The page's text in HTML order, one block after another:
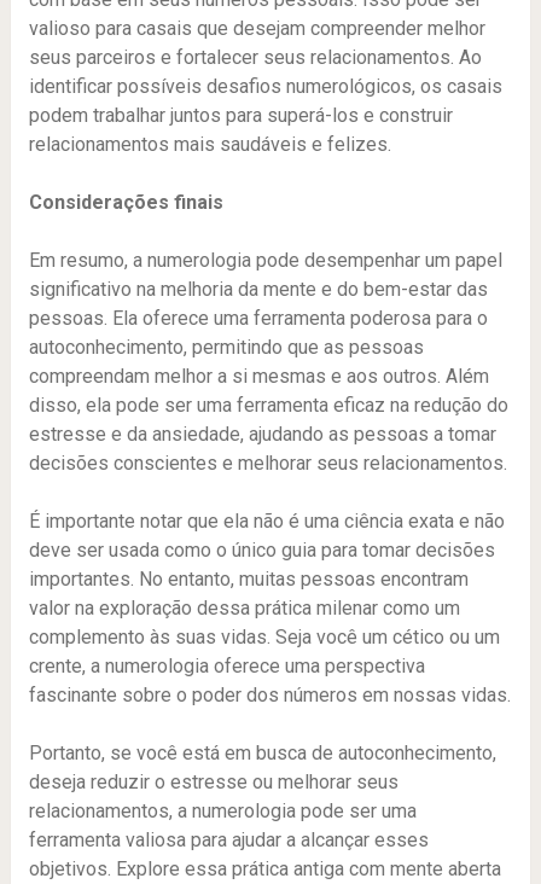
valioso para casais que desejam compreender melhor
seus parceiros e fortalecer seus relacionamentos. Ao
identificar possíveis desafios numerológicos, os casais
podem trabalhar juntos para superá-los e construir
relacionamentos mais saudáveis e felizes.
Considerações finais
Em resumo, a numerologia pode desempenhar um papel
significativo na melhoria da mente e do bem-estar das
pessoas. Ela oferece uma ferramenta poderosa para o
autoconhecimento, permitindo que as pessoas
compreendam melhor a si mesmas e aos outros. Além
disso, ela pode ser uma ferramenta eficaz na redução do
estresse e da ansiedade, ajudando as pessoas a tomar
decisões conscientes e melhorar seus relacionamentos.
É importante notar que ela não é uma ciência exata e não
deve ser usada como o único guia para tomar decisões
importantes. No entanto, muitas pessoas encontram
valor na exploração dessa prática milenar como um
complemento às suas vidas. Seja você um cético ou um
crente, a numerologia oferece uma perspectiva
fascinante sobre o poder dos números em nossas vidas.
Portanto, se você está em busca de autoconhecimento,
deseja reduzir o estresse ou melhorar seus
relacionamentos, a numerologia pode ser uma
ferramenta valiosa para ajudar a alcançar esses
objetivos. Explore essa prática antiga com mente aberta